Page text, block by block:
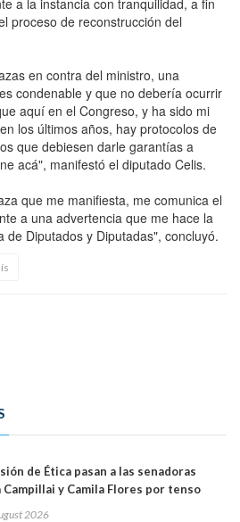
proceso de reconstrucción del
en contra del ministro, una
condenable y que no debería ocurrir
aquí en el Congreso, y ha sido mi
los últimos años, hay protocolos de
que debiesen darle garantías a
acá", manifestó el diputado Celis.
que me manifiesta, me comunica el
a una advertencia que me hace la
de Diputados y Diputadas", concluyó.
de Ética pasan a las senadoras
Campillai y Camila Flores por tenso
2026